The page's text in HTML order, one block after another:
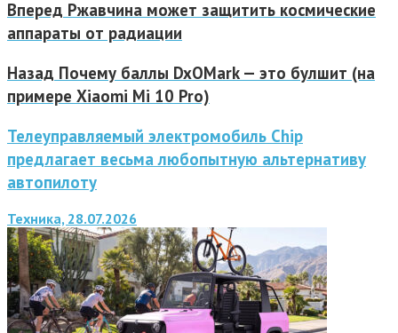
Вперед Ржавчина может защитить космические
аппараты от радиации
Назад Почему баллы DxOMark — это булшит (на
примере Xiaomi Mi 10 Pro)
Телеуправляемый электромобиль Chip
предлагает весьма любопытную альтернативу
автопилоту
Техника, 28.07.2026